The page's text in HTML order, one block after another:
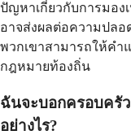
ปัญหาเกี่ยวกับการมอง
อาจส่งผลต่อความปล
พวกเขาสามารถให้ค
กฎหมายท้องถิ่น
ฉันจะบอกครอบครั
อย่างไร?